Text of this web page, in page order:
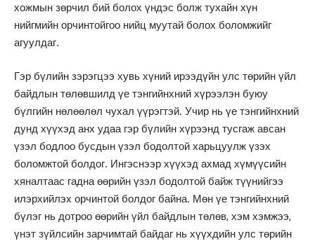
хожмын зөрчил бий болох үндэс болж тухайн хүн
нийгмийн орчинтойгоо нийц муутай болох боломжийг
агуулдаг.
Гэр бүлийн зэрэгцээ хувь хүний ирээдүйн улс төрийн үйл
байдлын төлөвшилд үе тэнгийнхний хүрээлэн буюу
бүлгийн нөлөөлөл чухал үүрэгтэй. Учир нь үе тэнгийнхний
дунд хүүхэд анх удаа гэр бүлийн хүрээнд тусгаж авсан
үзэл бодлоо бусдын үзэл бодолтой харьцуулж үзэх
боломжтой болдог. Ингэснээр хүүхэд ахмад хүмүүсийн
хяналтаас гадна өөрийн үзэл бодолтой байж түүнийгээ
илэрхийлэх орчинтой болдог байна. Мөн үе тэнгийнхний
бүлэг нь дотроо өөрийн үйл байдлын төлөв, хэм хэмжээ,
үнэт зүйлсийн зарчимтай байдаг нь хүүхдийн улс төрийн